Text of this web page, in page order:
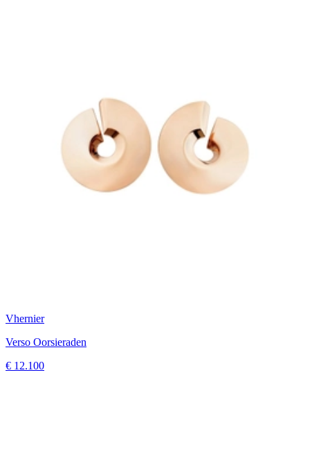
Vhernier
Verso Oorsieraden
€ 12.100